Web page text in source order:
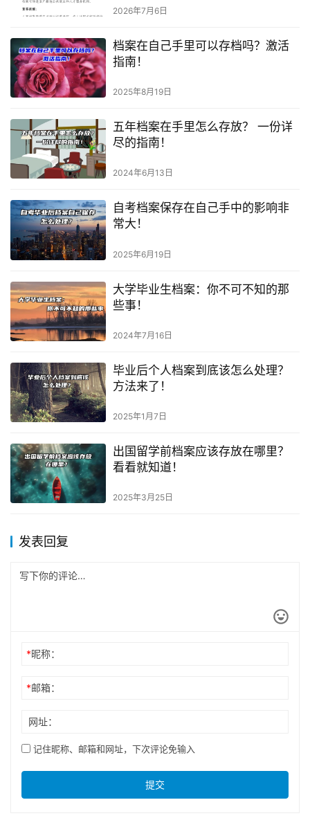
2026年7月6日
档案在自己手里可以存档吗？激活
指南！
2025年8月19日
五年档案在手里怎么存放？ 一份详
尽的指南！
2024年6月13日
自考档案保存在自己手中的影响非
常大！
2025年6月19日
大学毕业生档案：你不可不知的那
些事！
2024年7月16日
毕业后个人档案到底该怎么处理？
方法来了！
2025年1月7日
出国留学前档案应该存放在哪里？
看看就知道！
2025年3月25日
发表回复
*昵称：
*邮箱：
网址：
记住昵称、邮箱和网址，下次评论免输入
提交